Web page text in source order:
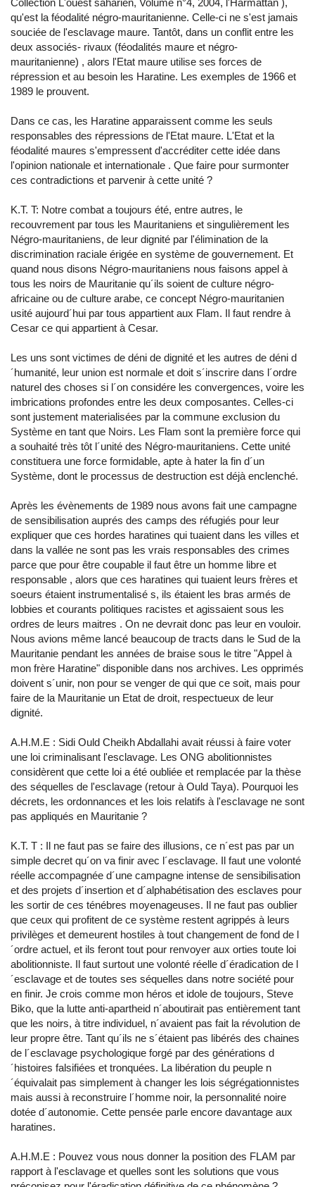
Collection L'ouest saharien, Volume n°4, 2004, l'Harmattan ),
qu'est la féodalité négro-mauritanienne. Celle-ci ne s'est jamais
souciée de l'esclavage maure. Tantôt, dans un conflit entre les
deux associés- rivaux (féodalités maure et négro-
mauritanienne) , alors l'Etat maure utilise ses forces de
répression et au besoin les Haratine. Les exemples de 1966 et
1989 le prouvent.
Dans ce cas, les Haratine apparaissent comme les seuls
responsables des répressions de l'Etat maure. L'Etat et la
féodalité maures s'empressent d'accréditer cette idée dans
l'opinion nationale et internationale . Que faire pour surmonter
ces contradictions et parvenir à cette unité ?
K.T. T: Notre combat a toujours été, entre autres, le
recouvrement par tous les Mauritaniens et singulièrement les
Négro-mauritaniens, de leur dignité par l'élimination de la
discrimination raciale érigée en système de gouvernement. Et
quand nous disons Négro-mauritaniens nous faisons appel à
tous les noirs de Mauritanie qu´ils soient de culture négro-
africaine ou de culture arabe, ce concept Négro-mauritanien
usité aujourd´hui par tous appartient aux Flam. Il faut rendre à
Cesar ce qui appartient à Cesar.
Les uns sont victimes de déni de dignité et les autres de déni d
´humanité, leur union est normale et doit s´inscrire dans l´ordre
naturel des choses si l´on considére les convergences, voire les
imbrications profondes entre les deux composantes. Celles-ci
sont justement materialisées par la commune exclusion du
Système en tant que Noirs. Les Flam sont la première force qui
a souhaité très tôt l´unité des Négro-mauritaniens. Cette unité
constituera une force formidable, apte à hater la fin d´un
Système, dont le processus de destruction est déjà enclenché.
Après les évènements de 1989 nous avons fait une campagne
de sensibilisation auprés des camps des réfugiés pour leur
expliquer que ces hordes haratines qui tuaient dans les villes et
dans la vallée ne sont pas les vrais responsables des crimes
parce que pour être coupable il faut être un homme libre et
responsable , alors que ces haratines qui tuaient leurs frères et
soeurs étaient instrumentalisé s, ils étaient les bras armés de
lobbies et courants politiques racistes et agissaient sous les
ordres de leurs maitres . On ne devrait donc pas leur en vouloir.
Nous avions même lancé beaucoup de tracts dans le Sud de la
Mauritanie pendant les années de braise sous le titre "Appel à
mon frère Haratine" disponible dans nos archives. Les opprimés
doivent s´unir, non pour se venger de qui que ce soit, mais pour
faire de la Mauritanie un Etat de droit, respectueux de leur
dignité.
A.H.M.E : Sidi Ould Cheikh Abdallahi avait réussi à faire voter
une loi criminalisant l'esclavage. Les ONG abolitionnistes
considèrent que cette loi a été oubliée et remplacée par la thèse
des séquelles de l'esclavage (retour à Ould Taya). Pourquoi les
décrets, les ordonnances et les lois relatifs à l'esclavage ne sont
pas appliqués en Mauritanie ?
K.T. T : Il ne faut pas se faire des illusions, ce n´est pas par un
simple decret qu´on va finir avec l´esclavage. Il faut une volonté
réelle accompagnée d´une campagne intense de sensibilisation
et des projets d´insertion et d´alphabétisation des esclaves pour
les sortir de ces ténébres moyenageuses. Il ne faut pas oublier
que ceux qui profitent de ce système restent agrippés à leurs
privilèges et demeurent hostiles à tout changement de fond de l
´ordre actuel, et ils feront tout pour renvoyer aux orties toute loi
abolitionniste. Il faut surtout une volonté réelle d´éradication de l
´esclavage et de toutes ses séquelles dans notre société pour
en finir. Je crois comme mon héros et idole de toujours, Steve
Biko, que la lutte anti-apartheid n´aboutirait pas entièrement tant
que les noirs, à titre individuel, n´avaient pas fait la révolution de
leur propre être. Tant qu´ils ne s´étaient pas libérés des chaines
de l´esclavage psychologique forgé par des générations d
´histoires falsifiées et tronquées. La libération du peuple n
´équivalait pas simplement à changer les lois ségrégationnistes
mais aussi à reconstruire l´homme noir, la personnalité noire
dotée d´autonomie. Cette pensée parle encore davantage aux
haratines.
A.H.M.E : Pouvez vous nous donner la position des FLAM par
rapport à l'esclavage et quelles sont les solutions que vous